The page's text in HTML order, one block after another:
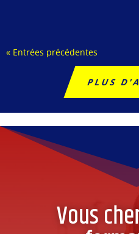
« Entrées précédentes
PLUS
Vous